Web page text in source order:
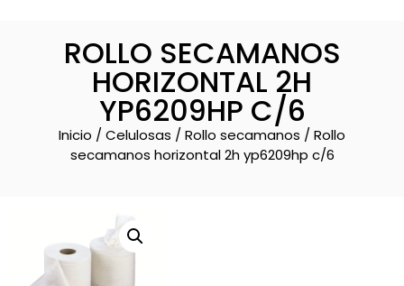
ROLLO SECAMANOS
HORIZONTAL 2H
YP6209HP C/6
Inicio / Celulosas / Rollo secamanos / Rollo
secamanos horizontal 2h yp6209hp c/6